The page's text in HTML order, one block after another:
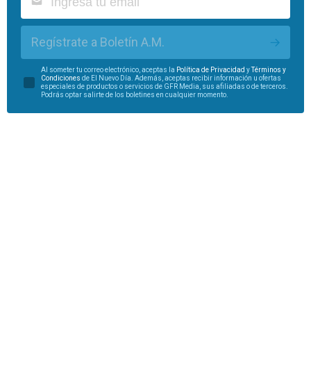
Regístrate a Boletín A.M.
Al someter tu correo electrónico, aceptas la Política de Privacidad y
Términos y
Condiciones de El Nuevo Día. Además, aceptas recibir información u ofertas
especiales de productos o servicios de GFR Media, sus afiliadas o de terceros.
Podrás optar salirte de los boletines en cualquier momento.